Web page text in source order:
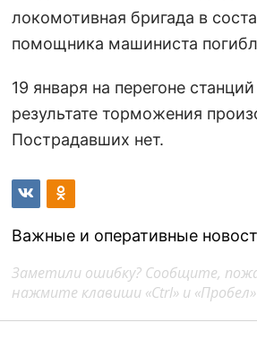
локомотивная бригада в
помощника машиниста
19 января на перегоне
результате торможения
Пострадавших нет.
Важные и оперативные
Заметили ошибку? Сообщите,
нажмите клавиши «Ctrl» и «Пробел»